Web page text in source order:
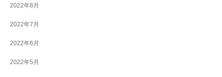
2022年8月
2022年7月
2022年6月
2022年5月